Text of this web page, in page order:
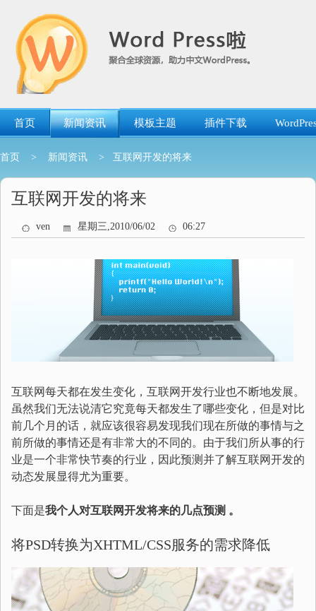
首页 新闻资讯 模板主题 插件下载
首页 > 新闻资讯 > 互联网开发的将来
互联网开发的将来
ven 星期三,2010/06/02 06:27
互联网每天都在发生变化，互联网开发行业也不断地发展。
虽然我们无法说清它究竟每天都发生了哪些变化，但是对比
前几个月的话，就应该很容易发现我们现在所做的事情与之
前所做的事情还是有非常大的不同的。由于我们所从事的行
业是一个非常快节奏的行业，因此预测并了解互联网开发的
动态发展显得尤为重要。
下面是我个人对互联网开发将来的几点预测 。
将PSD转换为XHTML/CSS服务的需求降低